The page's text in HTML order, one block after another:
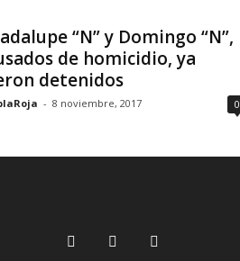
“N” y Domingo “N”,
de homicidio, ya
detenidos
- 8 noviembre, 2017 0